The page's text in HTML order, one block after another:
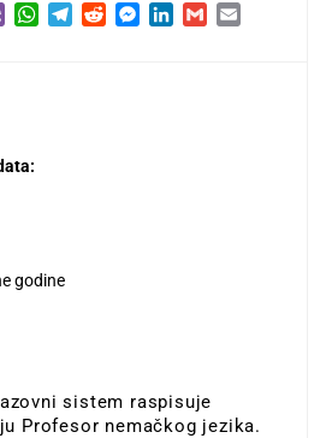
Viber WhatsApp
TelegramRedditMessenger
LinkedIn
Gmail
godine
sistem raspisuje
Profesor nemačkog jezika.